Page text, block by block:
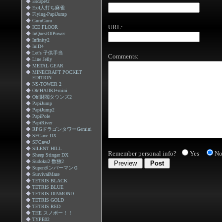
◆ Escape!2
◆ Ex4人打ち麻雀
◆ Flying-PapiJump
◆ GuruGuru
◆ ICE FLOOR
◆ InQuestOfPower
◆ Infinity2
◆ IniD4
◆ Let's 子供手当
◆ Line Jelly
◆ METAL GEAR
◆ MINECRAFT POCKET
EDITION
◆ NS-TOWER 2
◆ Oh!HAJIKI+mini
◆ Oh!財閥タウンズ2
◆ PapiJump
◆ PapiJump2
◆ PapiPole
◆ PapiRiver
◆ RPGドラゴンタワーGemini
◆ SFCave DX
◆ SFCaveJ
◆ SILENT HILL
◆ Sheep Stinger DX
◆ Sudoku2 数独2
◆ SuperボンバーマンＧ
◆ SurvivalMaze
◆ TETRIS BLACK
◆ TETRIS BLUE
◆ TETRIS DIAMOND
◆ TETRIS GOLD
◆ TETRIS RED
◆ THE スノボー！！
◆ TYPE02
URL:
Comments:
Remember personal info? Yes No